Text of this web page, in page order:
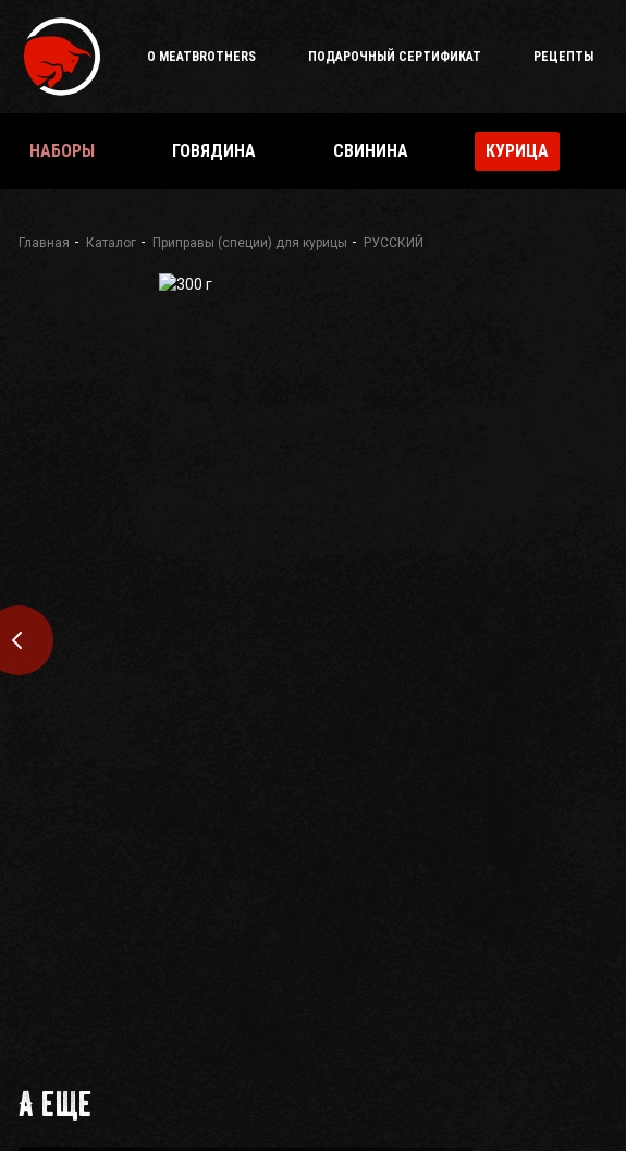
О MEATBROTHERS ПОДАРОЧНЫЙ СЕРТИФИКАТ РЕЦЕПТЫ
НАБОРЫ ГОВЯДИНА СВИНИНА КУРИЦА
Главная Каталог Приправы (специи) для курицы РУССКИЙ
А еще